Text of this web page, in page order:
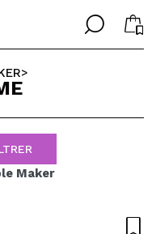
╳
╳
LANGUE
>
Maker